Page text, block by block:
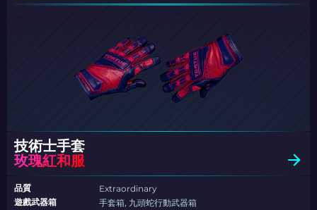
技術士手套
玫瑰紅和服
品質
Extraordinary
遊戲武器箱
手套箱, 九頭蛇行動武器箱